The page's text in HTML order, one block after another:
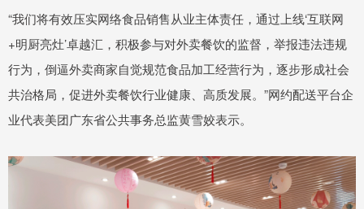
“我们将有效压实网络食品销售从业主体责任，通过上线‘互联网
+明厨亮灶’卓越汇，积极参与对外卖餐饮的监督，举报违法违规
行为，倒逼外卖商家自觉规范食品加工经营行为，逐步形成社会
共治格局，促进外卖餐饮行业健康、高质发展。”网约配送平台企
业代表美团广东省公共事务总监黄雪姣表示。